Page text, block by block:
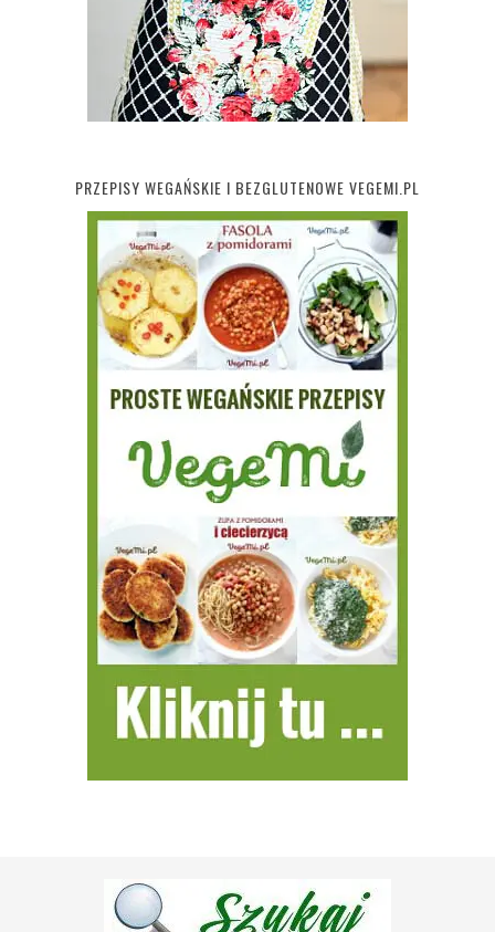
PRZEPISY WEGAŃSKIE I BEZGLUTENOWE VEGEMI.PL